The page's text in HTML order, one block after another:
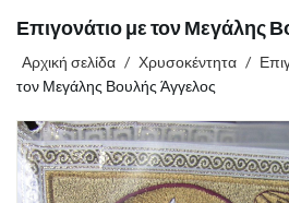
Επιγονάτιο με τον Μεγάλης
Αρχική σελίδα / Χρυσοκέντητα /
τον Μεγάλης Βουλής Άγγελος